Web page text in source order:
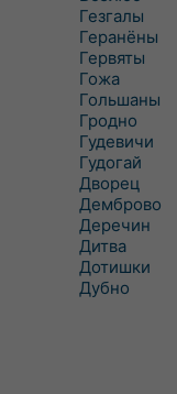
Гезгалы
Геранёны
Гервяты
Гожа
Гольшаны
Гродно
Гудевичи
Гудогай
Дворец
Демброво
Деречин
Дитва
Дотишки
Дубно